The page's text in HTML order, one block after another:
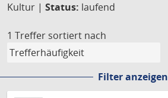
Kultur | Status: laufend
1 Treffer sortiert nach
Filter anzeigen